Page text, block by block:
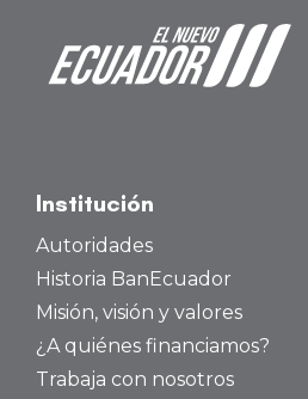
Institución
Autoridades
Historia BanEcuador
Misión, visión y valores
¿A quiénes financiamos?
Trabaja con nosotros